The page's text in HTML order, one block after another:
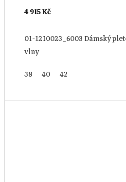
4 915 Kč
01-1210023_6003 Dámský
vlny
38
40 42